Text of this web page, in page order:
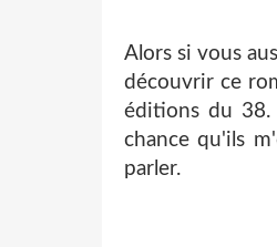
Alors si vous
découvrir ce
éditions du 38.
chance qu'ils
parler.